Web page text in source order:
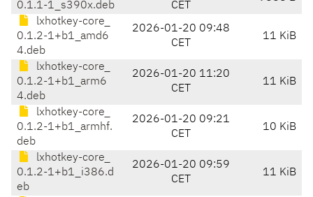
0.1.1-1_s390x.deb
CET
lxhotkey-core_
0.1.2-1+b1_amd6
4.deb
2026-01-20 09:48
CET
11 KiB
lxhotkey-core_
0.1.2-1+b1_arm6
4.deb
2026-01-20 11:20
CET
11 KiB
lxhotkey-core_
0.1.2-1+b1_armhf.
deb
2026-01-20 09:21
CET
10 KiB
lxhotkey-core_
0.1.2-1+b1_i386.d
eb
2026-01-20 09:59
CET
11 KiB